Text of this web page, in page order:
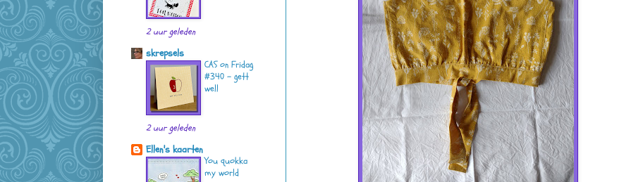
2 uur geleden
skrepsels
CAS on Fridag
#340 - gett
well
2 uur geleden
Ellen's kaarten
You quokka
my world